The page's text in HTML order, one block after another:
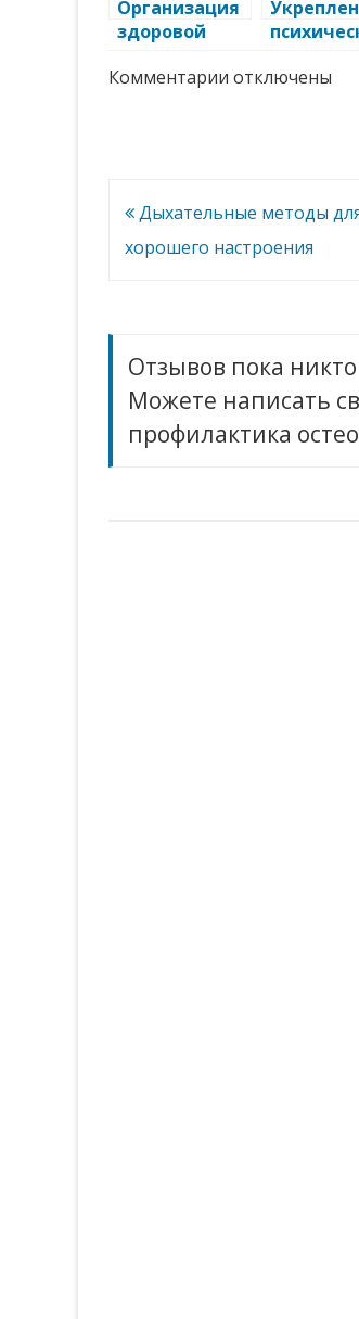
Организация
здоровой
профилактик
Комментарии котключены
Навигация
по
Дыхательные методы
хорошего настроения
Отзывов пока
Можете написать
профилактика